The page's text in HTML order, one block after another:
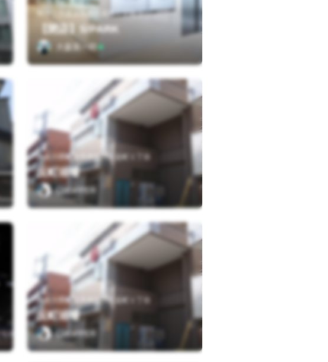
神奈川県横浜市西区高島１丁目２
【閉店】S/PARK
大森英一郎
神奈川県横浜市神奈川区反町１丁目
反町浴場
CHOPPER
神奈川県横浜市神奈川区反町１丁目
反町浴場
CHOPPER